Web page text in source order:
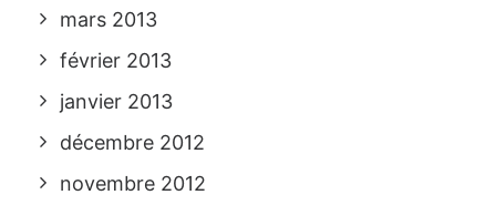
mars 2013
février 2013
janvier 2013
décembre 2012
novembre 2012